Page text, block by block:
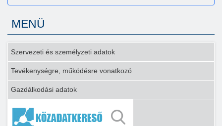
MENÜ
Szervezeti és személyzeti adatok
Tevékenységre, működésre vonatkozó
Gazdálkodási adatok